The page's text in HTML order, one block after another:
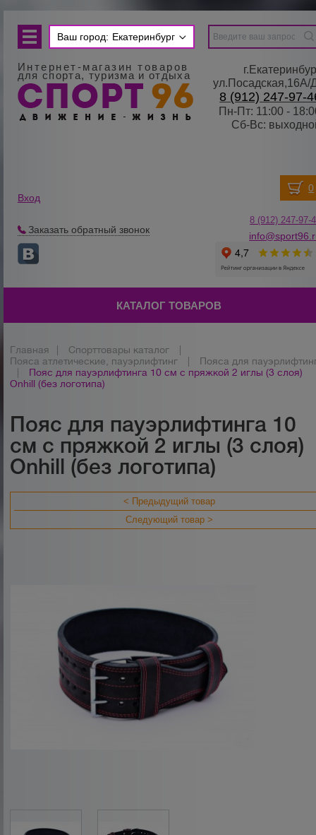
Ваш город: Екатеринбург
Интернет-магазин товаров
для спорта, туризма и отдыха
8 (912) 247-97-
Пн-Пт: 11:00 -
Сб-Вс:
Вход
Заказать обратный звонок
8 (912) 247-97-
КАТАЛОГ ТОВАРОВ
Главная Спорттовары каталог
Пояса атлетические, пауэрлифтинг
Пояса для
Пояс для пауэрлифтинга 10 см с пряжкой 2 иглы (3 слоя)
Onhill (без логотипа)
Пояс для пауэрлифтинга 10
см с пряжкой 2 иглы (3 слоя)
Onhill (без логотипа)
< Предыдущий товар
Следующий товар >